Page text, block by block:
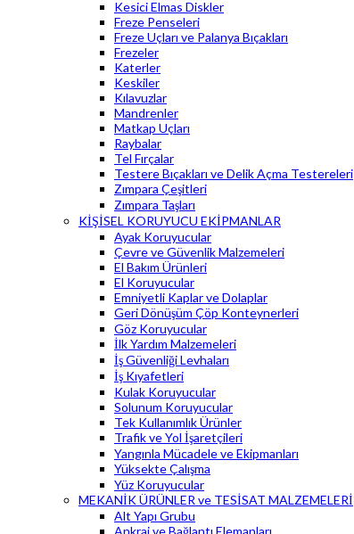
Kesici Elmas Diskler
Freze Penseleri
Freze Uçları ve Palanya Bıçakları
Frezeler
Katerler
Keskiler
Kılavuzlar
Mandrenler
Matkap Uçları
Raybalar
Tel Fırçalar
Testere Bıçakları ve Delik Açma Testereleri
Zımpara Çeşitleri
Zımpara Taşları
KİŞİSEL KORUYUCU EKİPMANLAR
Ayak Koruyucular
Çevre ve Güvenlik Malzemeleri
El Bakım Ürünleri
El Koruyucular
Emniyetli Kaplar ve Dolaplar
Geri Dönüşüm Çöp Konteynerleri
Göz Koruyucular
İlk Yardım Malzemeleri
İş Güvenliği Levhaları
İş Kıyafetleri
Kulak Koruyucular
Solunum Koruyucular
Tek Kullanımlık Ürünler
Trafik ve Yol İşaretçileri
Yangınla Mücadele ve Ekipmanları
Yüksekte Çalışma
Yüz Koruyucular
MEKANİK ÜRÜNLER ve TESİSAT MALZEMELERİ
Alt Yapı Grubu
Ankraj ve Bağlantı Elemanları